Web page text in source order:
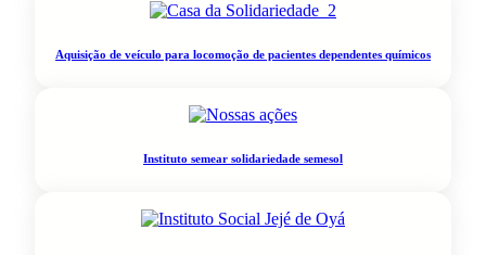
Aquisição de veículo para locomoção de pacientes dependentes químicos
Instituto semear solidariedade semesol